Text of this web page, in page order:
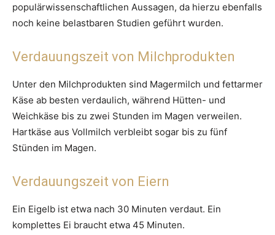
populärwissenschaftlichen Aussagen, da hierzu ebenfalls
noch keine belastbaren Studien geführt wurden.
Verdauungszeit von Milchprodukten
Unter den Milchprodukten sind Magermilch und fettarmer
Käse ab besten verdaulich, während Hütten- und
Weichkäse bis zu zwei Stunden im Magen verweilen.
Hartkäse aus Vollmilch verbleibt sogar bis zu fünf
Stünden im Magen.
Verdauungszeit von Eiern
Ein Eigelb ist etwa nach 30 Minuten verdaut. Ein
komplettes Ei braucht etwa 45 Minuten.